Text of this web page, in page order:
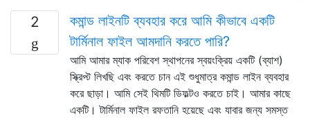
2
কমান্ড লাইনটি ব্যবহার করে আমি কীভাবে একটি
টার্মিনাল ফাইল আমদানি করতে পারি?
আমি আমার ম্যাক পরিবেশ স্থাপনের স্বয়ংক্রিয় একটি (ব্যাশ)
স্ক্রিপ্ট লিখছি এবং করতে চান এই শুধুমাত্র কমান্ড লাইন ব্যবহার
করে ছাড়া। আমি সেই থিমটি ডিফল্টও করতে চাই। আমার কাছে
একটি। টার্মিনাল ফাইল রফতানি হয়েছে এবং যাবার জন্য সমস্ত